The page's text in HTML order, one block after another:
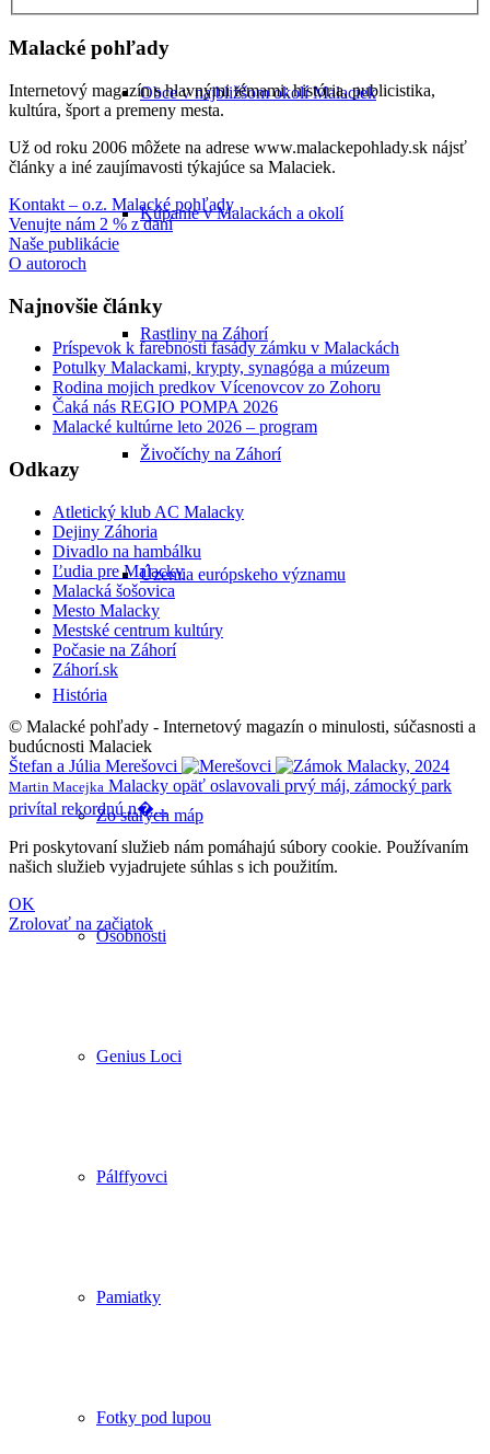
Obce v najbližšom okolí Malaciek
Kúpanie v Malackách a okolí
Rastliny na Záhorí
Živočíchy na Záhorí
Územia európskeho významu
História
Zo starých máp
Osobnosti
Genius Loci
Pálffyovci
Pamiatky
Fotky pod lupou
Malacké pohľady
Internetový magazín s hlavnými témami: história, publicistika,
kultúra, šport a premeny mesta.
Už od roku 2006 môžete na adrese www.malackepohlady.sk nájsť
články a iné zaujímavosti týkajúce sa Malaciek.
Kontakt – o.z. Malacké pohľady
Venujte nám 2 % z daní
Naše publikácie
O autoroch
Najnovšie články
Príspevok k farebnosti fasády zámku v Malackách
Potulky Malackami, krypty, synagóga a múzeum
Rodina mojich predkov Vícenovcov zo Zohoru
Čaká nás REGIO POMPA 2026
Malacké kultúrne leto 2026 – program
Odkazy
Atletický klub AC Malacky
Dejiny Záhoria
Divadlo na hambálku
Ľudia pre Malacky
Malacká šošovica
Mesto Malacky
Mestské centrum kultúry
Počasie na Záhorí
Záhorí.sk
© Malacké pohľady - Internetový magazín o minulosti, súčasnosti a
budúcnosti Malaciek
Štefan a Júlia Merešovci
Martin Macejka Malacky opäť oslavovali prvý máj, zámocký park
privítal rekordnú n�...
Pri poskytovaní služieb nám pomáhajú súbory cookie. Používaním
našich služieb vyjadrujete súhlas s ich použitím.
OK
Zrolovať na začiatok